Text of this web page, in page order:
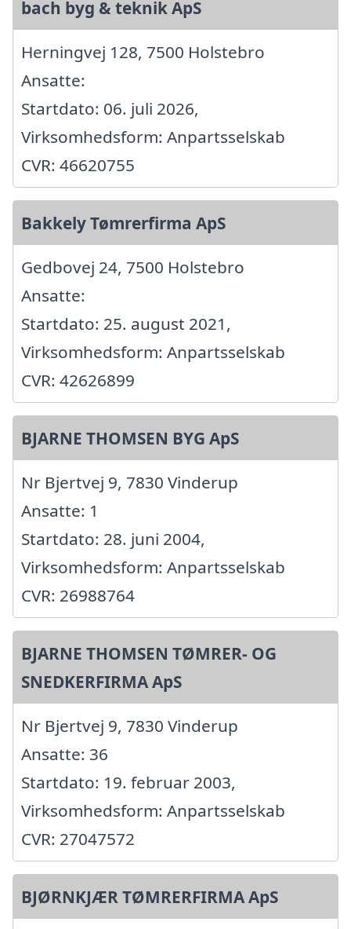
bach byg & teknik ApS
Herningvej 128, 7500 Holstebro
Ansatte:
Startdato: 06. juli 2026,
Virksomhedsform: Anpartsselskab
CVR: 46620755
Bakkely Tømrerfirma ApS
Gedbovej 24, 7500 Holstebro
Ansatte:
Startdato: 25. august 2021,
Virksomhedsform: Anpartsselskab
CVR: 42626899
BJARNE THOMSEN BYG ApS
Nr Bjertvej 9, 7830 Vinderup
Ansatte: 1
Startdato: 28. juni 2004,
Virksomhedsform: Anpartsselskab
CVR: 26988764
BJARNE THOMSEN TØMRER- OG
SNEDKERFIRMA ApS
Nr Bjertvej 9, 7830 Vinderup
Ansatte: 36
Startdato: 19. februar 2003,
Virksomhedsform: Anpartsselskab
CVR: 27047572
BJØRNKJÆR TØMRERFIRMA ApS